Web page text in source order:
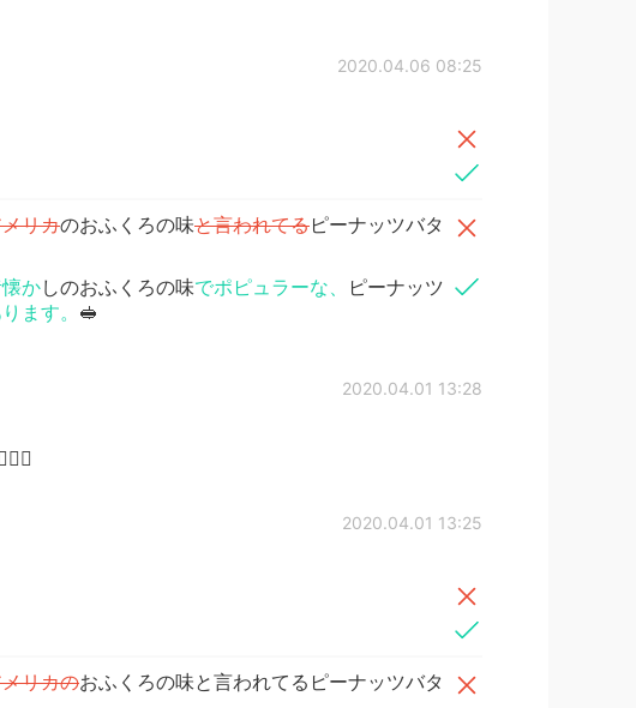
2020.04.06 08:25
リカのおふくろの味と言われてるピーナッツバタ
かしのおふくろの味でポピュラーな、
ピーナッツ
ます。 🥪
2020.04.01 13:28
2020.04.01 13:25
リカのおふくろの味と言われてるピーナッツバタ